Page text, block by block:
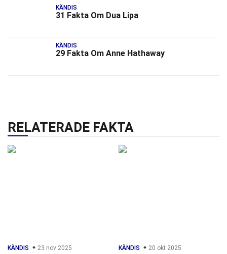
KÄNDIS
31 Fakta Om Dua Lipa
KÄNDIS
29 Fakta Om Anne Hathaway
RELATERADE FAKTA
KÄNDIS 23 nov 2025 KÄNDIS 20 okt 2025